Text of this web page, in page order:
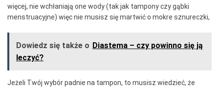
więcej, nie wchłaniają one wody (tak jak tampony czy gąbki
menstruacyjne) więc nie musisz się martwić o mokre sznureczki,
Dowiedz się także o Diastema – czy powinno się ją
leczyć?
Jeżeli Twój wybór padnie na tampon, to musisz wiedzieć, że